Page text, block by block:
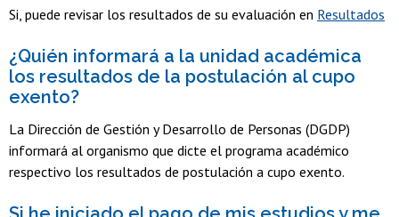
Si, puede revisar los resultados de su evaluación en Resultados
¿Quién informará a la unidad académica
los resultados de la postulación al cupo
exento?
La Dirección de Gestión y Desarrollo de Personas (DGDP)
informará al organismo que dicte el programa académico
respectivo los resultados de postulación a cupo exento.